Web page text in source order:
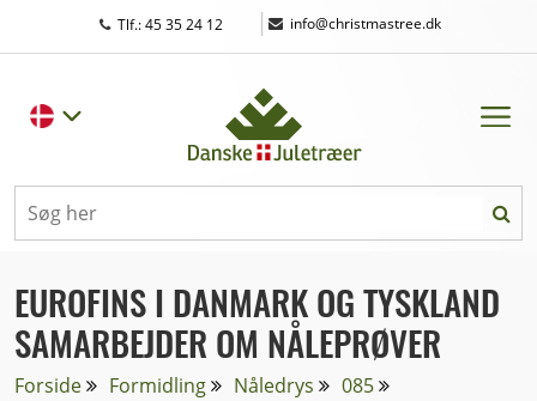
Tlf.: 45 35 24 12 | info@christmastree.dk
EUROFINS I DANMARK OG TYSKLAND
SAMARBEJDER OM NÅLEPRØVER
Forside Formidling Nåledrys
085